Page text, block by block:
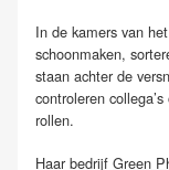
In de kamers van
schoonmaken,
staan achter de
controleren
rollen.
Haar bedrijf Green